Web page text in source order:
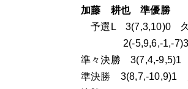
加藤 耕也 準優勝
予選L 3(7,3,10)0
2(-5,9,6,-1,-7)3
準々決勝 3(7,4,-9,5)1
準決勝 3(8,7,-